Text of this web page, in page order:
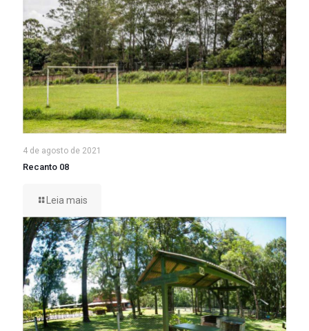
4 de agosto de 2021
Recanto 08
Leia mais